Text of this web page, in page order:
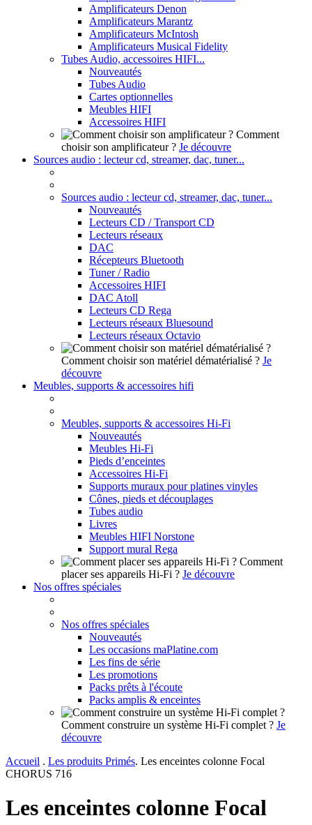
Amplificateurs Denon
Amplificateurs Marantz
Amplificateurs McIntosh
Amplificateurs Musical Fidelity
Tubes Audio, accessoires HIFI...
Nouveautés
Tubes Audio
Cartes optionnelles
Meubles HIFI
Accessoires HIFI
Comment
choisir son amplificateur ? Je découvre
Sources audio : lecteur cd, streamer, dac, tuner...
Sources audio : lecteur cd, streamer, dac, tuner...
Nouveautés
Lecteurs CD / Transport CD
Lecteurs réseaux
DAC
Récepteurs Bluetooth
Tuner / Radio
Accessoires HIFI
DAC Atoll
Lecteurs CD Rega
Lecteurs réseaux Bluesound
Lecteurs réseaux Octavio
Comment choisir son matériel dématérialisé ? Je
découvre
Meubles, supports & accessoires hifi
Meubles, supports & accessoires Hi-Fi
Nouveautés
Meubles Hi-Fi
Pieds d’enceintes
Accessoires Hi-Fi
Supports muraux pour platines vinyles
Cônes, pieds et découplages
Tubes audio
Livres
Meubles HIFI Norstone
Support mural Rega
Comment
placer ses appareils Hi-Fi ? Je découvre
Nos offres spéciales
Nos offres spéciales
Nouveautés
Les occasions maPlatine.com
Les fins de série
Les promotions
Packs prêts à l'écoute
Packs amplis & enceintes
Comment construire un système Hi-Fi complet ? Je
découvre
Accueil . Les produits Primés. Les enceintes colonne Focal
CHORUS 716
Les enceintes colonne Focal